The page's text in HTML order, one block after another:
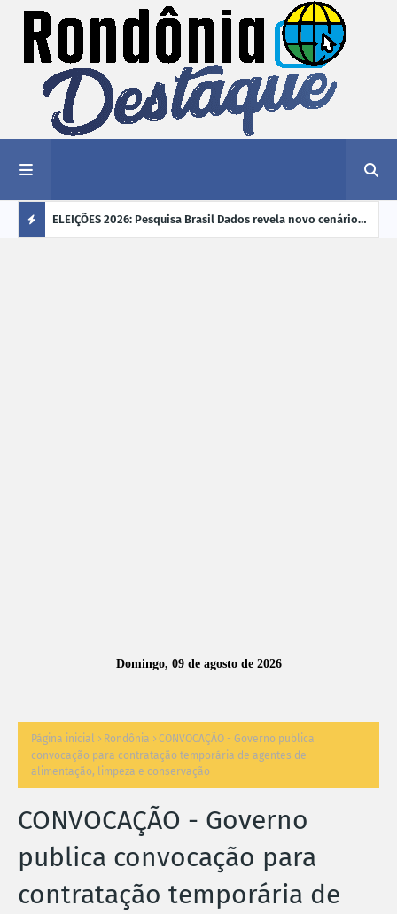
a mais ELEIÇÕES 2026: Pesquisa Brasil Dados revela novo cenário
Domingo, 09 de agosto de 2026
Página inicial Rondônia
CONVOCAÇÃO - Governo publica
convocação para contratação temporária de agentes de
alimentação, limpeza e conservação
CONVOCAÇÃO - Governo
publica convocação para
contratação temporária de